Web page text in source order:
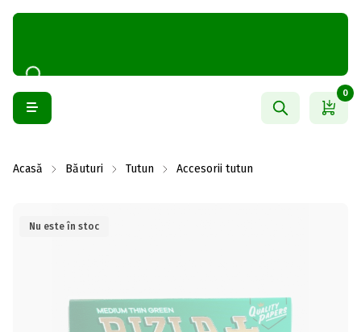
0
Acasă Băuturi Tutun Accesorii tutun
Nu este în stoc